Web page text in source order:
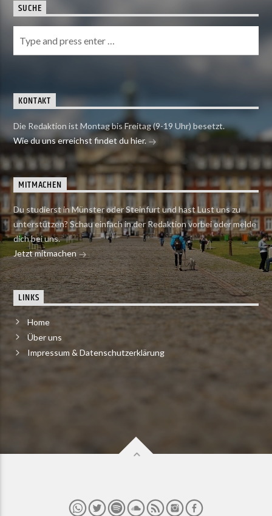
SUCHE
KONTAKT
Die Redaktion ist Montag bis Freitag (9-19 Uhr) besetzt.
Wie du uns erreichst findet du hier.
MITMACHEN
Du studierst in Münster oder Steinfurt und hast Lust uns zu
unterstützen? Schau einfach in der Redaktion vorbei oder melde
dich bei uns.
Jetzt mitmachen
LINKS
Home
Über uns
Impressum & Datenschutzerklärung